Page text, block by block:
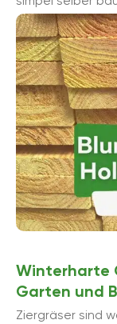
sprechen
Blumenkasten, ...
Winterharte
Garten und
Ziergräser sind